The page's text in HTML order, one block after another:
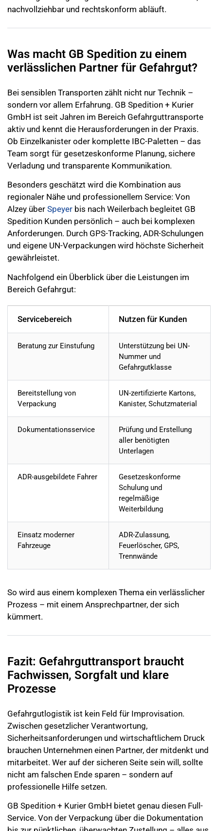
nachvollziehbar und rechtskonform abläuft.
Was macht GB Spedition zu einem
verlässlichen Partner für Gefahrgut?
Bei sensiblen Transporten zählt nicht nur Technik –
sondern vor allem Erfahrung. GB Spedition + Kurier
GmbH ist seit Jahren im Bereich Gefahrguttransporte
aktiv und kennt die Herausforderungen in der Praxis.
Ob Einzelkanister oder komplette IBC-Paletten – das
Team sorgt für gesetzeskonforme Planung, sichere
Verladung und transparente Kommunikation.
Besonders geschätzt wird die Kombination aus
regionaler Nähe und professionellem Service: Von
Alzey über Speyer bis nach Weilerbach begleitet GB
Spedition Kunden persönlich – auch bei komplexen
Anforderungen. Durch GPS-Tracking, ADR-Schulungen
und eigene UN-Verpackungen wird höchste Sicherheit
gewährleistet.
Nachfolgend ein Überblick über die Leistungen im
Bereich Gefahrgut:
Servicebereich Nutzen für Kunden
Beratung zur Einstufung
Unterstützung bei UN-
Nummer und
Gefahrgutklasse
Bereitstellung von
Verpackung
UN-zertifizierte Kartons,
Kanister, Schutzmaterial
Dokumentationsservice
Prüfung und Erstellung
aller benötigten
Unterlagen
ADR-ausgebildete Fahrer
Gesetzeskonforme
Schulung und
regelmäßige
Weiterbildung
Einsatz moderner
Fahrzeuge
ADR-Zulassung,
Feuerlöscher, GPS,
Trennwände
So wird aus einem komplexen Thema ein verlässlicher
Prozess – mit einem Ansprechpartner, der sich
kümmert.
Fazit: Gefahrguttransport braucht
Fachwissen, Sorgfalt und klare
Prozesse
Gefahrgutlogistik ist kein Feld für Improvisation.
Zwischen gesetzlicher Verantwortung,
Sicherheitsanforderungen und wirtschaftlichem Druck
brauchen Unternehmen einen Partner, der mitdenkt und
mitarbeitet. Wer auf der sicheren Seite sein will, sollte
nicht am falschen Ende sparen – sondern auf
professionelle Hilfe setzen.
GB Spedition + Kurier GmbH bietet genau diesen Full-
Service. Von der Verpackung über die Dokumentation